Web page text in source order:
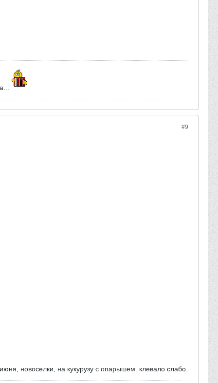
#9
новоселки, на кукурузу с опарышем. клевало слабо.